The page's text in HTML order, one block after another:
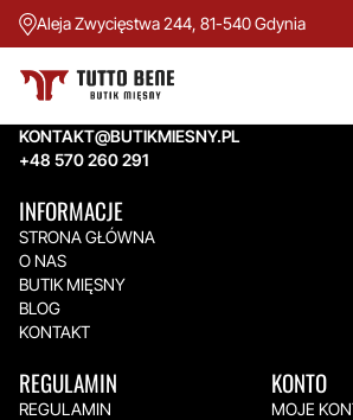
Aleja Zwycięstwa 244, 81-540 Gdynia
TUTTO BENE BUTIK MIĘSNY
Aleja Zwycięstwa 244,
KONTAKT@BUTIKMIESNY.PL
+48 570 260 291
INFORMACJE
STRONA GŁÓWNA
O NAS
BUTIK MIĘSNY
BLOG
KONTAKT
REGULAMIN
REGULAMIN
KONTO
MOJE